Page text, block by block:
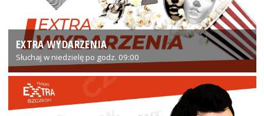
EXTRA WYDARZENIA
Słuchaj w niedzielę po godz. 09:00